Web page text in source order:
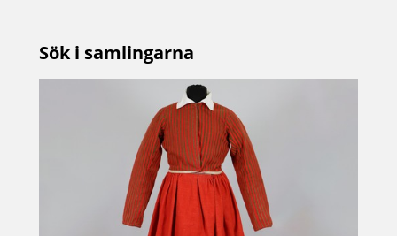
Sök i samlingarna